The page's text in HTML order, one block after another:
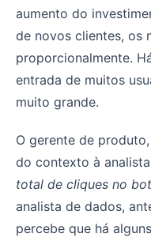
aumento do
de novos clientes, os
proporcionalmente.
entrada de muitos
muito grande.
O gerente de
do contexto à
total de cliques no
analista de dados,
percebe que há